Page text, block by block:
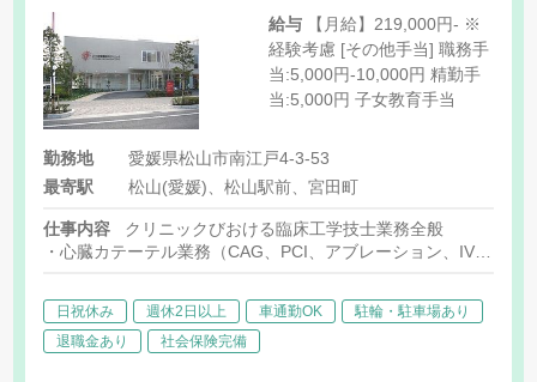
給与
経験考慮 [その他手当] 職務手
当:5,000円-10,000円 精勤手
当:5,000円 子女教育手当
勤務地
愛媛県松山市南江戸4-3-53
最寄駅
松山(愛媛)、松山駅前、宮田町
仕事内容
クリニックびおける臨床工学技士業務全般
・心臓カテーテル業務（CAG、PCI、アブレーション、IVUS、
・植込デバイス業務（ペースメーカー、ICM）
・急性期血液浄化（HD、CHDF、PEなど）
・呼吸療法業務
日祝休み 週休2日以上 車通勤OK
駐輪・駐車場あり
退職金あり
社会保険完備